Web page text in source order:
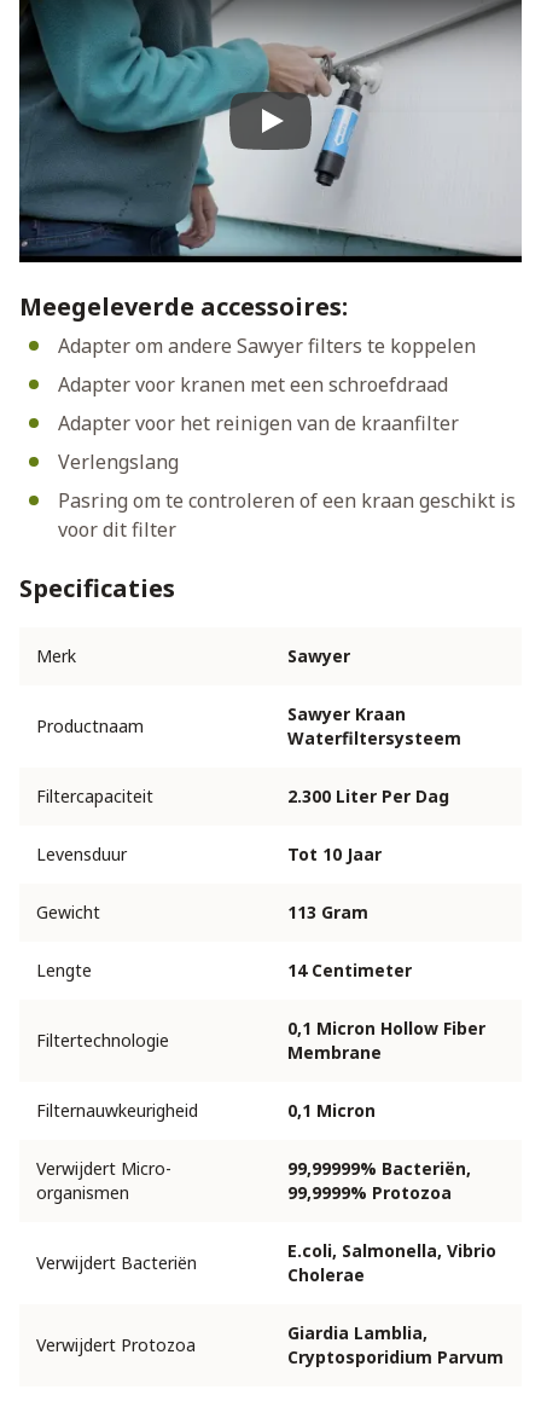
Play
Meegeleverde accessoires:
Adapter om andere Sawyer filters te koppelen
Adapter voor kranen met een schroefdraad
Adapter voor het reinigen van de kraanfilter
Verlengslang
Pasring om te controleren of een kraan geschikt is
voor dit filter
Specificaties
Merk Sawyer
Productnaam
Sawyer Kraan
Waterfiltersysteem
Filtercapaciteit 2.300 Liter Per Dag
Levensduur Tot 10 Jaar
Gewicht 113 Gram
Lengte 14 Centimeter
Filtertechnologie
0,1 Micron Hollow Fiber
Membrane
Filternauwkeurigheid 0,1 Micron
Verwijdert Micro-
organismen
99,99999% Bacteriën,
99,9999% Protozoa
Verwijdert Bacteriën
E.coli, Salmonella, Vibrio
Cholerae
Verwijdert Protozoa
Giardia Lamblia,
Cryptosporidium Parvum